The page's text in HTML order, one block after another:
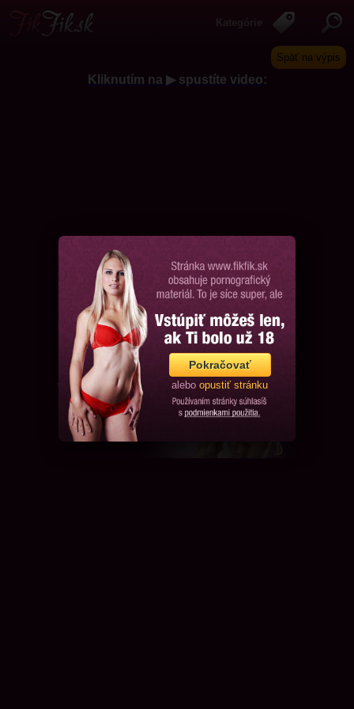
Späť na výpis
Kliknutím na ▶ spustíte video:
Chcem ďalšie videá, prosím
Pokračovať
alebo opustiť stránku